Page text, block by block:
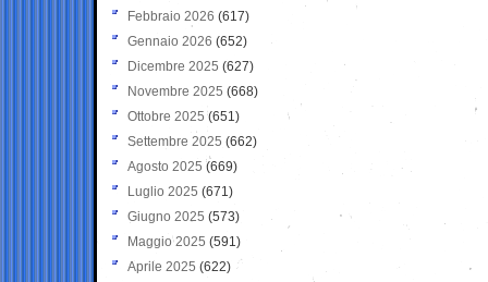
Febbraio 2026 (617)
Gennaio 2026 (652)
Dicembre 2025 (627)
Novembre 2025 (668)
Ottobre 2025 (651)
Settembre 2025 (662)
Agosto 2025 (669)
Luglio 2025 (671)
Giugno 2025 (573)
Maggio 2025 (591)
Aprile 2025 (622)